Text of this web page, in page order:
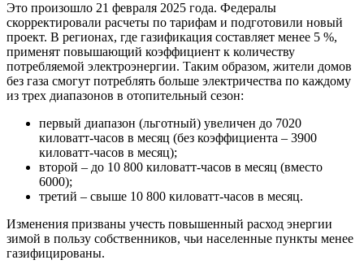
Это произошло 21 февраля 2025 года. Федералы
скорректировали расчеты по тарифам и подготовили новый
проект. В регионах, где газификация составляет менее 5 %,
применят повышающий коэффициент к количеству
потребляемой электроэнергии. Таким образом, жители домов
без газа смогут потреблять больше электричества по каждому
из трех диапазонов в отопительный сезон:
первый диапазон (льготный) увеличен до 7020
киловатт-часов в месяц (без коэффициента – 3900
киловатт-часов в месяц);
второй – до 10 800 киловатт-часов в месяц (вместо
6000);
третий – свыше 10 800 киловатт-часов в месяц.
Изменения призваны учесть повышенный расход энергии
зимой в пользу собственников, чьи населенные пункты менее
газифицированы.